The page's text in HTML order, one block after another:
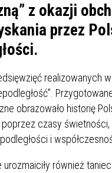
z okazji
przez
realizowanych
obrazowało historię
czasy świetności,
i
urozmaiciły również